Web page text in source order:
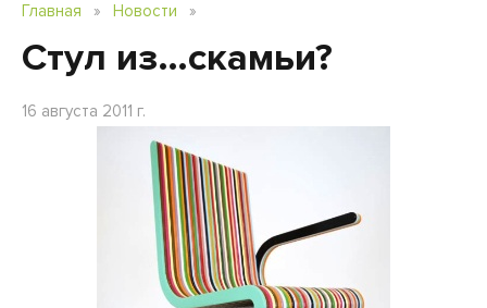
Главная » Новости »
Стул из…скамьи?
16 августа 2011 г.